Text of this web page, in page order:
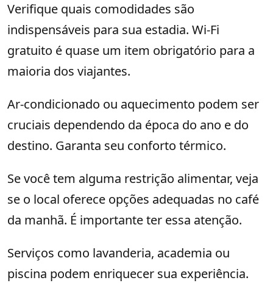
Verifique quais comodidades são
indispensáveis para sua estadia. Wi-Fi
gratuito é quase um item obrigatório para a
maioria dos viajantes.
Ar-condicionado ou aquecimento podem ser
cruciais dependendo da época do ano e do
destino. Garanta seu conforto térmico.
Se você tem alguma restrição alimentar, veja
se o local oferece opções adequadas no café
da manhã. É importante ter essa atenção.
Serviços como lavanderia, academia ou
piscina podem enriquecer sua experiência.